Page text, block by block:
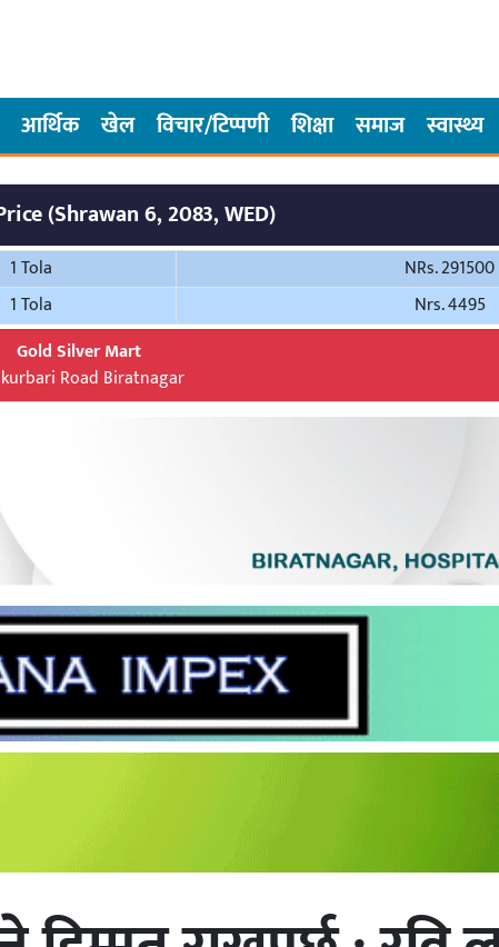
आर्थिक खेल विचार/टिप्पणी शिक्षा समाज स्वास्थ्य
(Shrawan 6, 2083, WED)
1 Tola
NRs. 291500
1 Tola
Nrs. 4495
Gold Silver Mart
Road Biratnagar